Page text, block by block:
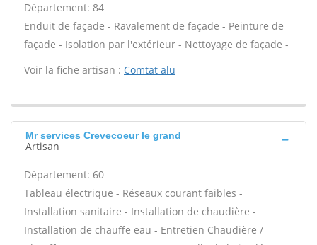
Département: 84
Enduit de façade - Ravalement de façade - Peinture de
façade - Isolation par l'extérieur - Nettoyage de façade -
Voir la fiche artisan : Comtat alu
Mr services Crevecoeur le grand
Artisan
Département: 60
Tableau électrique - Réseaux courant faibles -
Installation sanitaire - Installation de chaudière -
Installation de chauffe eau - Entretien Chaudière /